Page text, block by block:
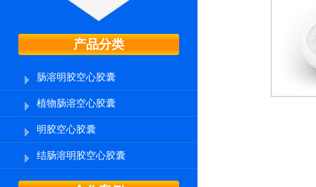
产品分类
肠溶明胶空心胶囊
植物肠溶空心胶囊
明胶空心胶囊
结肠溶明胶空心胶囊